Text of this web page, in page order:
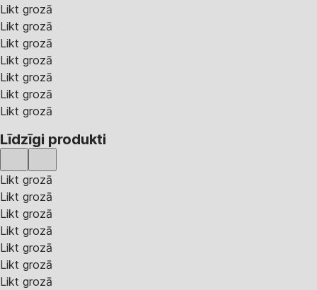
Likt grozā
Likt grozā
Likt grozā
Likt grozā
Likt grozā
Likt grozā
Likt grozā
Līdzīgi produkti
Likt grozā
Likt grozā
Likt grozā
Likt grozā
Likt grozā
Likt grozā
Likt grozā